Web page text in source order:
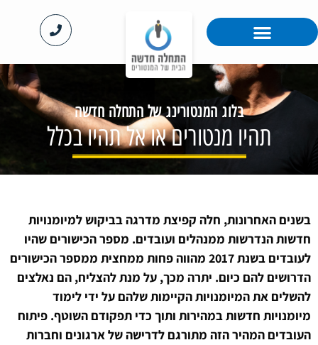
בלוג המנטורינג של התחלה חדשה
תהיו מנטורים או אל תהיו בכלל
בשנים האחרונות, חלה קפיצת מדרגה בביקוש למיומנויות
חדשות הנדרשות ממנהלים ועובדים. מספר הכישורים שהיו
לעובדים בשנת 2017 מהווה פחות ממחצית ממספר הכישורים
הדרושים להם כיום. יתרה מכך, על מנת להצליח, הם נאלצים
להשלים את המיומנויות הקיימות שלהם על ידי לימוד
מיומנויות חדשות במהירות ותוך כדי תפקודם השוטף. פיתוח
העובדים המהיר הזה מתורגם לדרישה של ארגונים וחברות